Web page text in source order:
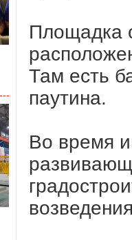
Площадка
Там есть
паутина.
Во время